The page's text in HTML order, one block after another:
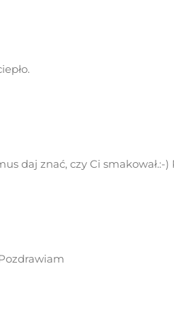
daj znać, czy Ci smakował.:-